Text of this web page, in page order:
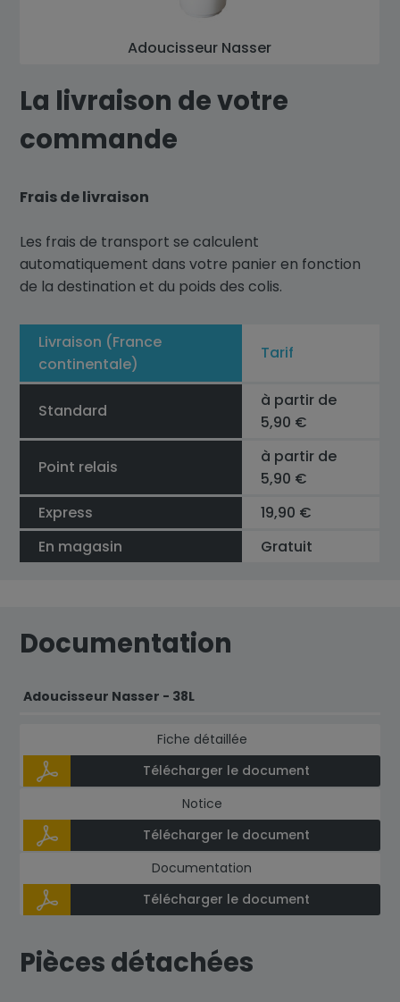
Adoucisseur Nasser
La livraison de votre
commande
Frais de livraison
Les frais de transport se calculent
automatiquement dans votre panier en fonction
de la destination et du poids des colis.
Livraison (France
continentale)
Tarif
Standard
à partir de
5,90 €
Point relais
à partir de
5,90 €
Express
19,90 €
En magasin
Gratuit
Documentation
Adoucisseur Nasser - 38L
Fiche détaillée
Télécharger le document
Notice
Télécharger le document
Documentation
Télécharger le document
Pièces détachées